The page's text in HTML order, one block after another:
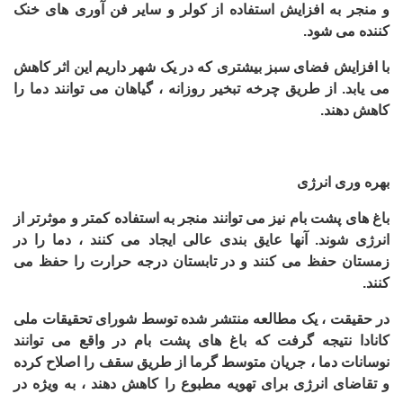
و منجر به افزایش استفاده از کولر و سایر فن آوری های خنک
کننده می شود.
با افزایش فضای سبز بیشتری که در یک شهر داریم این اثر کاهش
می یابد. از طریق چرخه تبخیر روزانه ، گیاهان می توانند دما را
کاهش دهند.
بهره وری انرژی
باغ های پشت بام نیز می توانند منجر به استفاده کمتر و موثرتر از
انرژی شوند. آنها عایق بندی عالی ایجاد می کنند ، دما را در
زمستان حفظ می کنند و در تابستان درجه حرارت را حفظ می
کنند.
در حقیقت ، یک مطالعه منتشر شده توسط شورای تحقیقات ملی
کانادا نتیجه گرفت که باغ های پشت بام در واقع می توانند
نوسانات دما ، جریان متوسط گرما از طریق سقف را اصلاح کرده
و تقاضای انرژی برای تهویه مطبوع را کاهش دهند ، به ویژه در